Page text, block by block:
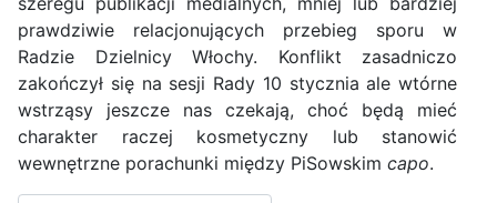
prawdziwie relacjonujących przebieg sporu w
Radzie Dzielnicy Włochy. Konflikt zasadniczo
zakończył się na sesji Rady 10 stycznia ale wtórne
wstrząsy jeszcze nas czekają, choć będą mieć
charakter raczej kosmetyczny lub stanowić
wewnętrzne porachunki między PiSowskim capo.